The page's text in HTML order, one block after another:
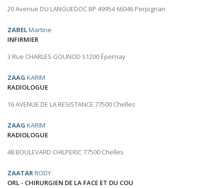
20 Avenue DU LANGUEDOC BP 49954 66046 Perpignan
ZABELMartine
INFIRMIER
3 Rue CHARLES GOUNOD 51200 Épernay
ZAAG KARIM
RADIOLOGUE
16 AVENUE DE LA RESISTANCE 77500 Chelles
ZAAG KARIM
RADIOLOGUE
48 BOULEVARD CHILPERIC 77500 Chelles
ZAATARRODY
ORL - CHIRURGIEN DE LA FACE ET DU COU